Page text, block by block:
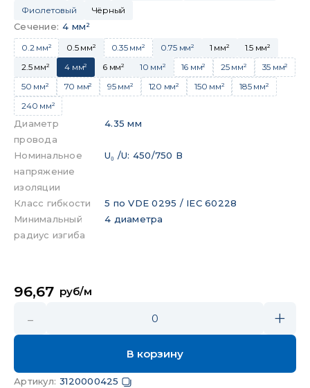
Фиолетовый
Чёрный
Сечение: 4 мм²
0.2 мм² 0.5 мм² 0.35 мм² 0.75 мм² 1 мм²
1.5 мм²
2.5 мм²
4 мм² 6 мм² 10 мм² 16 мм² 25 мм²
35 мм²
50 мм²
70 мм² 95 мм² 120 мм² 150 мм²
185 мм²
240 мм²
Диаметр
провода
4.35 мм
Номинальное
напряжение
изоляции
U₀ /U: 450/750 В
Класс гибкости
5 по VDE 0295 / IEC 60228
Минимальный
радиус изгиба
4 диаметра
96,67 руб/м
- 0 +
В корзину
Артикул: 3120000425